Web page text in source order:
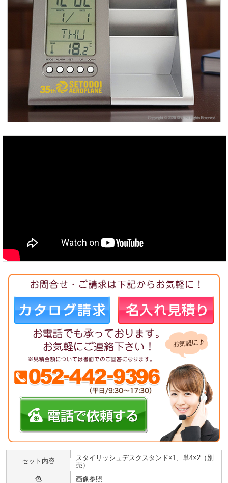
セット内容
スタイリッシュデスクスタンド×1、単4×2（別
売）
色
画像参照